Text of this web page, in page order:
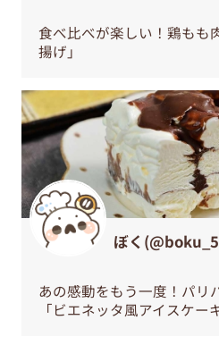
食べ比べが楽しい！鶏もも
揚げ」
ぼく
あの感動をもう一度！パリ
「ビエネッタ風アイスケー